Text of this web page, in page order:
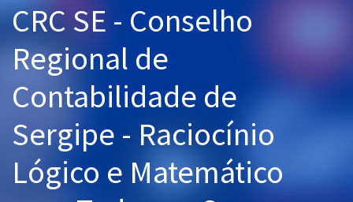
Cursos 20% OFF
Pós
Graduação
OAB
Mentorias
CRC SE - Conselho
Regional de
Contabilidade de
Sergipe - Raciocínio
Lógico e Matemático